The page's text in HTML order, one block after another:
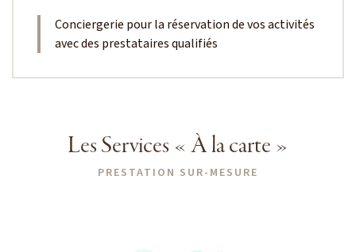
Conciergerie pour la réservation de vos activités
avec des prestataires qualifiés
Les Services « À la carte »
PRESTATION SUR-MESURE